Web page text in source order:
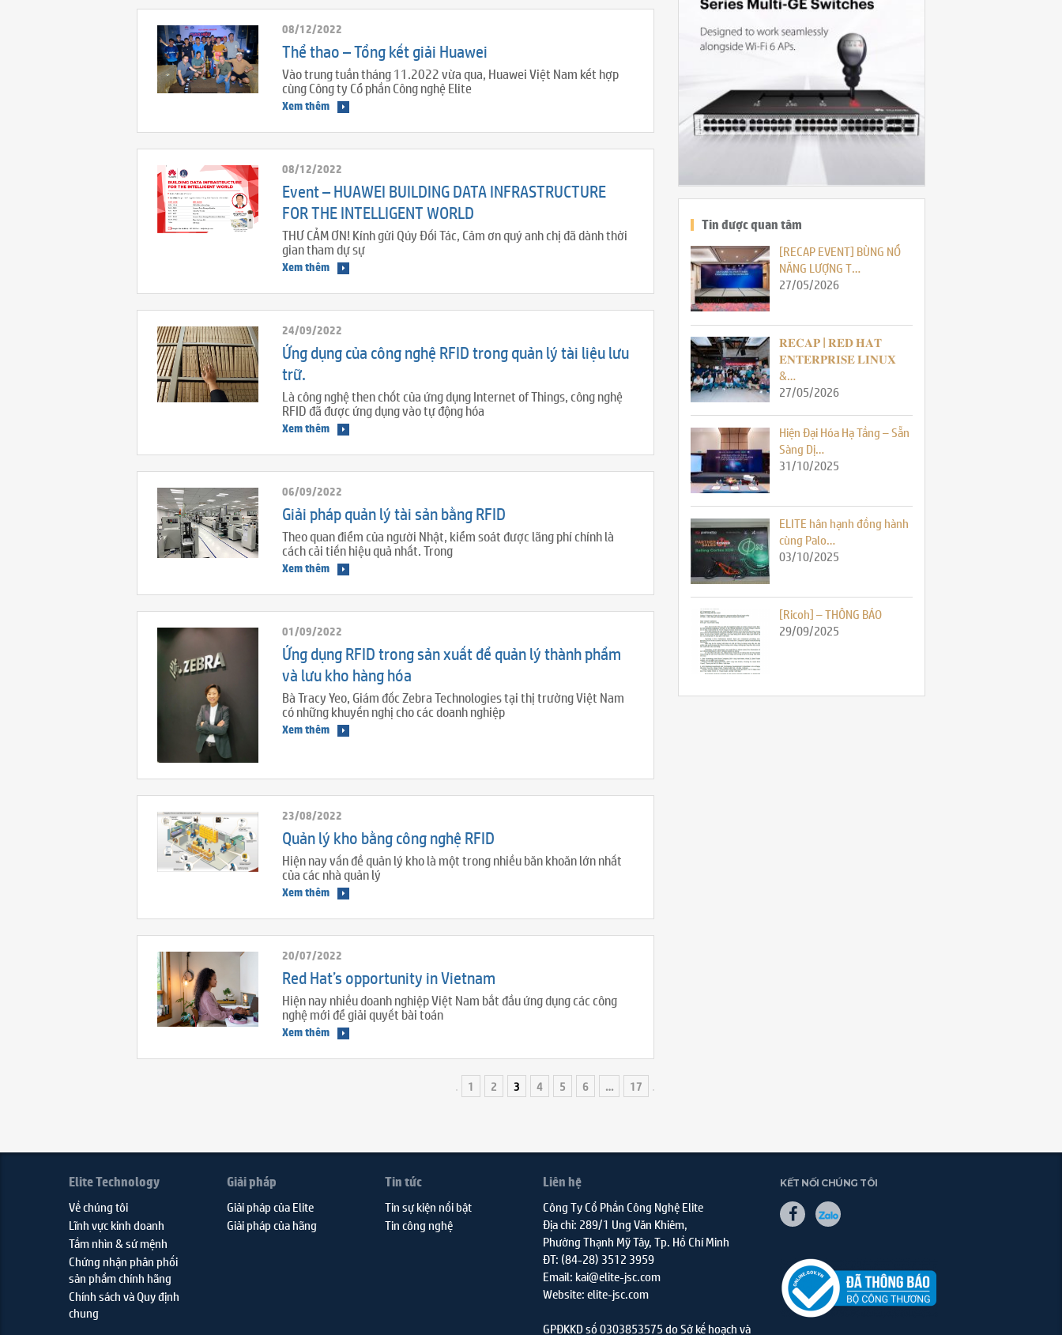
08/12/2022
Thể thao – Tổng kết giải Huawei
Vào trung tuần tháng 11.2022 vừa qua, Huawei Việt Nam kết hợp
cùng Công ty Cổ phần Công nghệ Elite
Xem thêm
08/12/2022
Event – HUAWEI BUILDING DATA INFRASTRUCTURE
FOR THE INTELLIGENT WORLD
THƯ CẢM ƠN! Kính gửi Qúy Đối Tác, Cảm ơn quý anh chị đã dành thời
gian tham dự sự
Xem thêm
24/09/2022
Ứng dụng của công nghệ RFID trong quản lý tài liệu lưu
trữ.
Là công nghệ then chốt của ứng dụng Internet of Things, công nghệ
RFID đã được ứng dụng vào tự động hóa
Xem thêm
06/09/2022
Giải pháp quản lý tài sản bằng RFID
Theo quan điểm của người Nhật, kiểm soát được lãng phí chính là
cách cải tiến hiệu quả nhất. Trong
Xem thêm
01/09/2022
Ứng dụng RFID trong sản xuất để quản lý thành phẩm
và lưu kho hàng hóa
Bà Tracy Yeo, Giám đốc Zebra Technologies tại thị trường Việt Nam
có những khuyến nghị cho các doanh nghiệp
Xem thêm
23/08/2022
Quản lý kho bằng công nghệ RFID
Hiện nay vấn đề quản lý kho là một trong nhiều băn khoăn lớn nhất
của các nhà quản lý
Xem thêm
20/07/2022
Red Hat’s opportunity in Vietnam
Hiện nay nhiều doanh nghiệp Việt Nam bắt đầu ứng dụng các công
nghệ mới để giải quyết bài toán
Xem thêm
1 2 3 4 5 6 … 17
Tin được quan tâm
[RECAP EVENT] BÙNG NỔ
NĂNG LƯỢNG T…
27/05/2026
𝐑𝐄𝐂𝐀𝐏 | 𝐑𝐄𝐃 𝐇𝐀𝐓
𝐄𝐍𝐓𝐄𝐑𝐏𝐑𝐈𝐒𝐄 𝐋𝐈𝐍𝐔𝐗
&…
27/05/2026
Hiện Đại Hóa Hạ Tầng – Sẵn
Sàng Dị…
31/10/2025
ELITE hân hạnh đồng hành
cùng Palo…
03/10/2025
[Ricoh] – THÔNG BÁO
29/09/2025
Elite Technology
Về chúng tôi
Lĩnh vực kinh doanh
Tầm nhìn & sứ mệnh
Chứng nhận phân phối
sản phẩm chính hãng
Chính sách và Quy định
chung
Giải pháp
Giải pháp của Elite
Giải pháp của hãng
Tin tức
Tin sự kiện nổi bật
Tin công nghệ
Liên hệ
Công Ty Cổ Phần Công Nghệ Elite
Địa chỉ: 289/1 Ung Văn Khiêm,
Phường Thạnh Mỹ Tây, Tp. Hồ Chí Minh
ĐT: (84-28) 3512 3959
Email: kai@elite-jsc.com
Website: elite-jsc.com
GPĐKKD số 0303853575 do Sở kế hoạch và
KẾT NỐI CHÚNG TÔI